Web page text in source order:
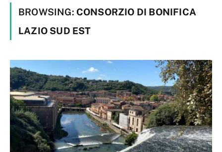
BROWSING: CONSORZIO DI BONIFICA
LAZIO SUD EST